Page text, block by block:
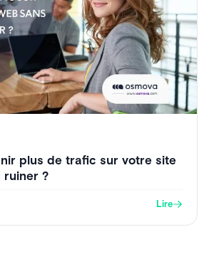
plus de trafic sur votre site
ruiner ?
Lire